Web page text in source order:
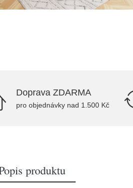
Doprava ZDARMA
pro objednávky nad 1.500 Kč
produktu